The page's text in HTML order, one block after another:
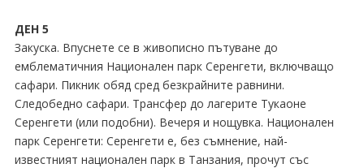
ДЕН 5
Закуска. Впуснете се в живописно пътуване до
емблематичния Национален парк Серенгети, включващо
сафари. Пикник обяд сред безкрайните равнини.
Следобедно сафари. Трансфер до лагерите Тукаоне
Серенгети (или подобни). Вечеря и нощувка. Национален
парк Серенгети: Серенгети е, без съмнение, най-
известният национален парк в Танзания, прочут със